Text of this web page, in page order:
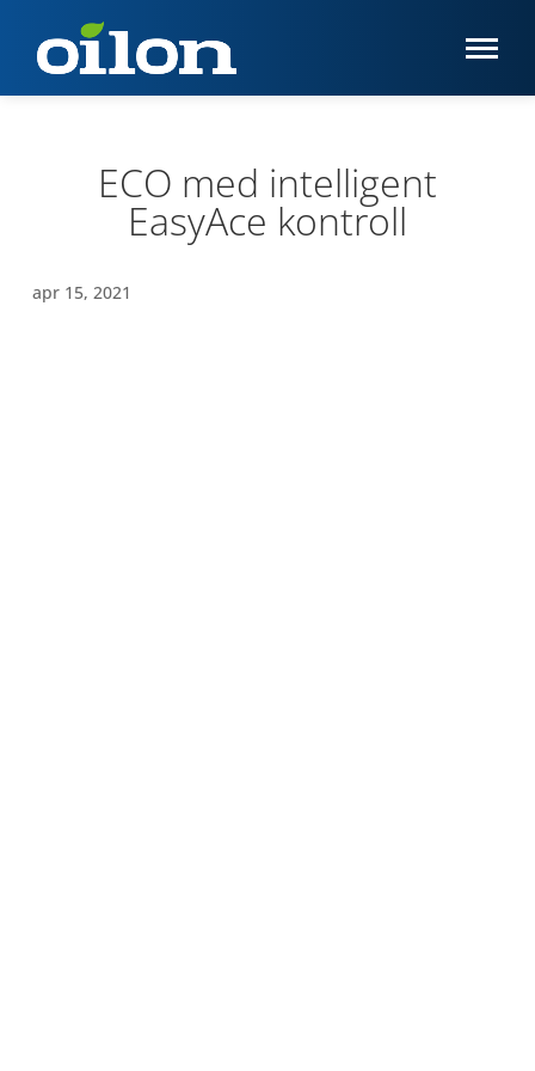
ECO med intelligent
EasyAce kontroll
apr 15, 2021